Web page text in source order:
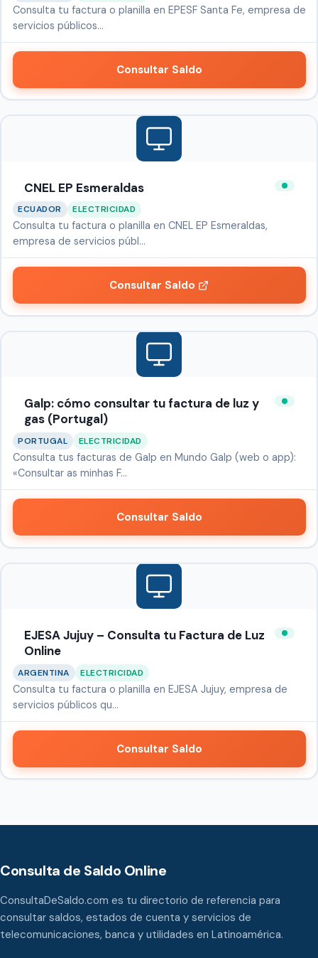
Consulta tu factura o planilla en EPESF Santa Fe, empresa de
servicios públicos…
Consultar Saldo
CNEL EP Esmeraldas
ECUADOR ELECTRICIDAD
Consulta tu factura o planilla en CNEL EP Esmeraldas,
empresa de servicios públ…
Consultar Saldo
Galp: cómo consultar tu factura de luz y
gas (Portugal)
PORTUGAL ELECTRICIDAD
Consulta tus facturas de Galp en Mundo Galp (web o app):
«Consultar as minhas F…
Consultar Saldo
EJESA Jujuy – Consulta tu Factura de Luz
Online
ARGENTINA ELECTRICIDAD
Consulta tu factura o planilla en EJESA Jujuy, empresa de
servicios públicos qu…
Consultar Saldo
Consulta de Saldo Online
ConsultaDeSaldo.com es tu directorio de referencia para
consultar saldos, estados de cuenta y servicios de
telecomunicaciones, banca y utilidades en Latinoamérica.